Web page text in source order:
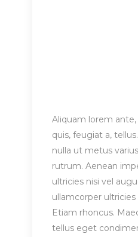
Aliquam lorem ante,
quis, feugiat a,
nulla ut metus
rutrum. Aenean
ultricies nisi vel
ullamcorper
Etiam rhoncus.
tellus eget